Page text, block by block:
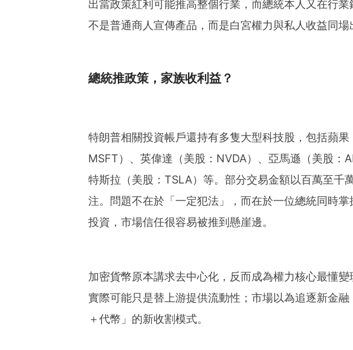
出當政策紅利可能推高整個行業，而總統本人又在行
不是普通商人宣傳產品，而是白宮權力與私人收益同場
總統推政策，家族收利益？
特朗普相關投資帳戶還持有多隻大型科技股，包括蘋果
MSFT）、英偉達（美股：NVDA）、亞馬遜（美股：
特斯拉（美股：TSLA）等。部分交易金額以百萬至千
注。問題不在於「一定犯法」，而在於一位總統同時
投資，市場信任很容易被推到懸崖邊。
加密貨幣原本講求去中心化，反而成為權力核心最懂變
實際可能只是替上游提供流動性；市場以為追逐新金
＋代幣」的新收割模式。